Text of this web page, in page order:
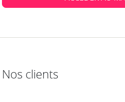
Nos clients